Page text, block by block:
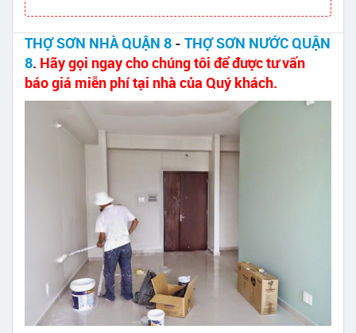
THỢ SƠN NHÀ QUẬN 8 - THỢ SƠN NƯỚC QUẬN
8. Hãy gọi ngay cho chúng tôi để được tư vấn
báo giá miễn phí tại nhà của Quý khách.